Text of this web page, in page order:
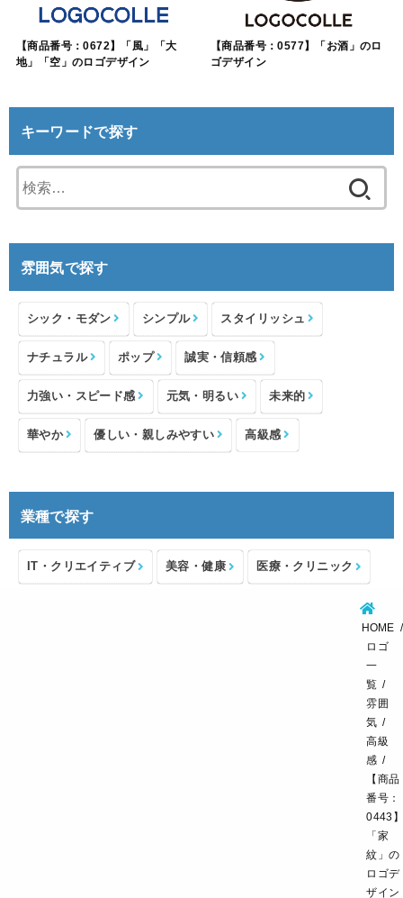
【商品番号：0672】「風」「大
地」「空」のロゴデザイン
【商品番号：0577】「お酒」のロ
ゴデザイン
キーワードで探す
索:
雰囲気で探す
シック・モダン シンプル スタイリッシュ
ナチュラル ポップ 誠実・信頼感
力強い・スピード感 元気・明るい 未来的
華やか 優しい・親しみやすい 高級感
業種で探す
IT・クリエイティブ 美容・健康 医療・クリニック
HOME
ロゴ
一
覧
雰囲
気
高級
感
【商品
番号：
0443】
「家
紋」の
ロゴデ
ザイン